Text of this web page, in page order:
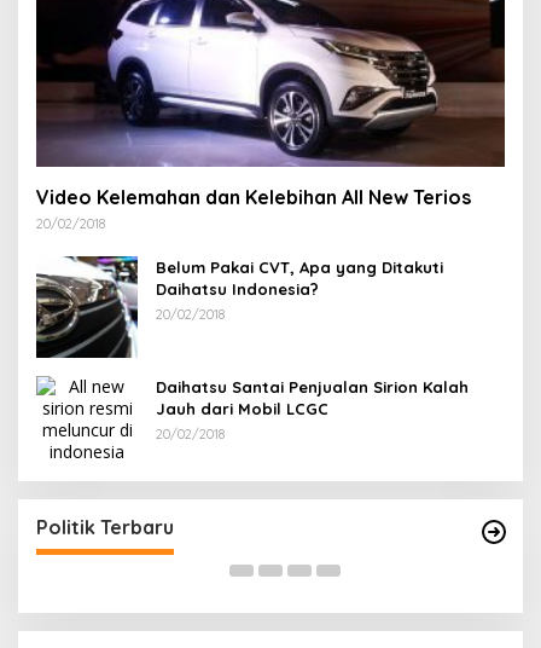
Video Kelemahan dan Kelebihan All New Terios
20/02/2018
Belum Pakai CVT, Apa yang Ditakuti
Daihatsu Indonesia?
20/02/2018
Daihatsu Santai Penjualan Sirion Kalah
Jauh dari Mobil LCGC
20/02/2018
Politik Terbaru
Besar Bangkitkan Golkar Bangka Selatan
Di Bangka Selatan, Politik